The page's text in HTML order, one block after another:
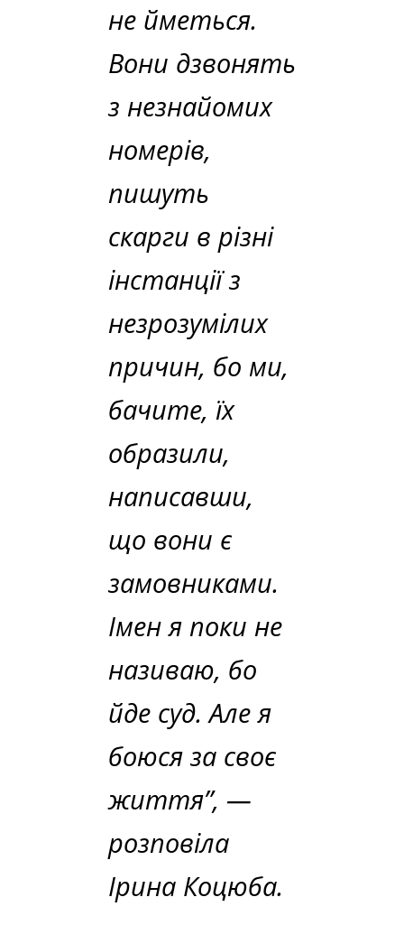
не йметься.
Вони дзвонять
з незнайомих
номерів,
пишуть
скарги в різні
інстанції з
незрозумілих
причин, бо ми,
бачите, їх
образили,
написавши,
що вони є
замовниками.
Імен я поки не
називаю, бо
йде суд. Але я
боюся за своє
життя”, —
розповіла
Ірина Коцюба.